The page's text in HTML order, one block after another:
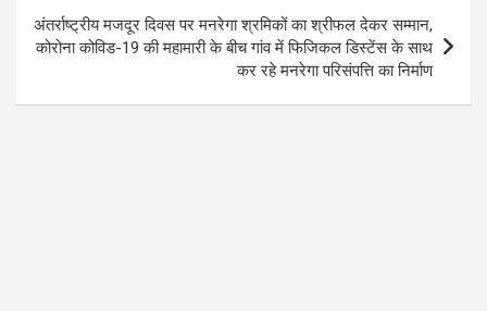
अंतर्राष्ट्रीय मजदूर दिवस पर मनरेगा श्रमिकों का श्रीफल देकर सम्मान,
कोरोना कोविड-19 की महामारी के बीच गांव में फिजिकल डिस्टेंस के साथ
कर रहे मनरेगा परिसंपत्ति का निर्माण